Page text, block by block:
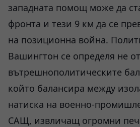
западната помощ може да
фронта и тези 9 км да се
на позиционна война.
Вашингтон се определя не
вътрешнополитическите
който балансира между
натиска на военно-
САЩ, извличащ огромни